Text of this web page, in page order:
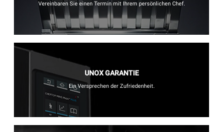
Vereinbaren Sie einen Termin mit Ihrem persönlichen Chef.
UNOX GARANTIE
Ein Versprechen der Zufriedenheit.